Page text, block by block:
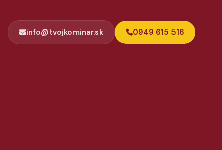
info@tvojkominar.sk 0949 615 516